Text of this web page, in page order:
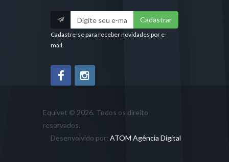
Cadastrar
Cadastre-se para receber novidades por e-
mail.
Equivet © 2026. Todos os direito
reservados.
Desenvolvido por: ATOM Agência Digital